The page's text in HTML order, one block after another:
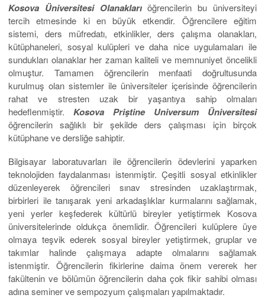
Kosova Üniversitesi Olanaklarıöğrencilerin bu üniversiteyi
tercih etmesinde ki en büyük etkendir. Öğrencilere eğitim
sistemi, ders müfredatı, etkinlikler, ders çalışma olanakları,
kütüphaneleri, sosyal kulüpleri ve daha nice uygulamaları ile
sundukları olanaklar her zaman kaliteli ve memnuniyet öncelikli
olmuştur. Tamamen öğrencilerin menfaati doğrultusunda
kurulmuş olan sistemler ile üniversiteler içerisinde öğrencilerin
rahat ve stresten uzak bir yaşantıya sahip olmaları
hedeflenmiştir. Kosova Priştine Universum Üniversitesi
öğrencilerin sağlıklı bir şekilde ders çalışması için birçok
kütüphane ve dersliğe sahiptir.
Bilgisayar laboratuvarları ile öğrencilerin ödevlerini yaparken
teknolojiden faydalanması istenmiştir. Çeşitli sosyal etkinlikler
düzenleyerek öğrencileri sınav stresinden uzaklaştırmak,
birbirleri ile tanışarak yeni arkadaşlıklar kurmalarını sağlamak,
yeni yerler keşfederek kültürlü bireyler yetiştirmek Kosova
üniversitelerinde oldukça önemlidir. Öğrencileri kulüplere üye
olmaya teşvik ederek sosyal bireyler yetiştirmek, gruplar ve
takımlar halinde çalışmaya adapte olmalarını sağlamak
istenmiştir. Öğrencilerin fikirlerine daima önem vererek her
fakültenin ve bölümün öğrencilerin daha çok fikir sahibi olması
adına seminer ve sempozyum çalışmaları yapılmaktadır.